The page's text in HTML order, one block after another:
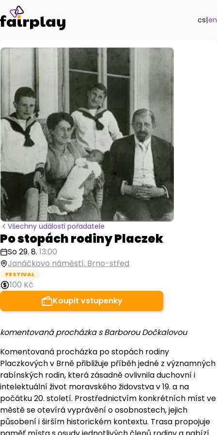
cs|en
Všechny události pořadatele
Po stopách rodiny Placzek
So 29. 8. 13:00
Janáčkovo náměstí, Brno-střed
FESTIVAL
100 Kč
Koupit vstupenky
komentovaná procházka s Barborou Dočkalovou
Komentovaná procházka po stopách rodiny
Placzkových v Brně přibližuje příběh jedné z významných
rabínských rodin, která zásadně ovlivnila duchovní i
intelektuální život moravského židovstva v 19. a na
počátku 20. století. Prostřednictvím konkrétních míst ve
městě se otevírá vyprávění o osobnostech, jejich
působení i širším historickém kontextu. Trasa propojuje